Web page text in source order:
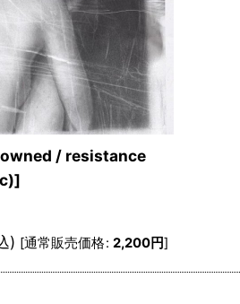
/ resistance
]
) [通常販売価格: 2,200円]